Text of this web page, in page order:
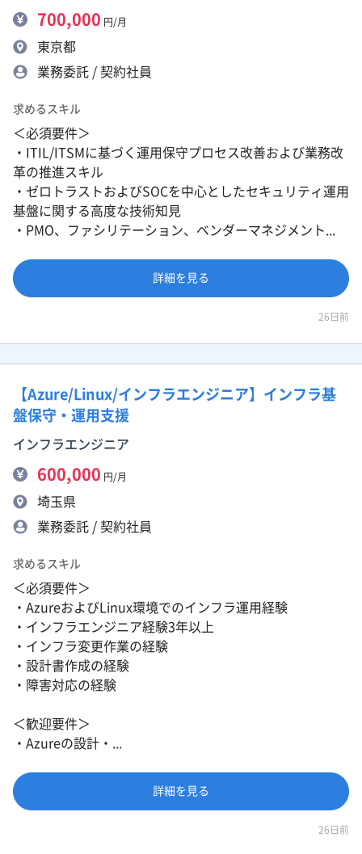
700,000 円/月
東京都
業務委託 / 契約社員
求めるスキル
＜必須要件＞
・ITIL/ITSMに基づく運用保守プロセス改善および業務改
革の推進スキル
・ゼロトラストおよびSOCを中心としたセキュリティ運用
基盤に関する高度な技術知見
・PMO、ファシリテーション、ベンダーマネジメント...
詳細を見る
26日前
【Azure/Linux/インフラエンジニア】インフラ基
盤保守・運用支援
インフラエンジニア
600,000 円/月
埼玉県
業務委託 / 契約社員
求めるスキル
＜必須要件＞
・AzureおよびLinux環境でのインフラ運用経験
・インフラエンジニア経験3年以上
・インフラ変更作業の経験
・設計書作成の経験
・障害対応の経験
＜歓迎要件＞
・Azureの設計・...
詳細を見る
26日前